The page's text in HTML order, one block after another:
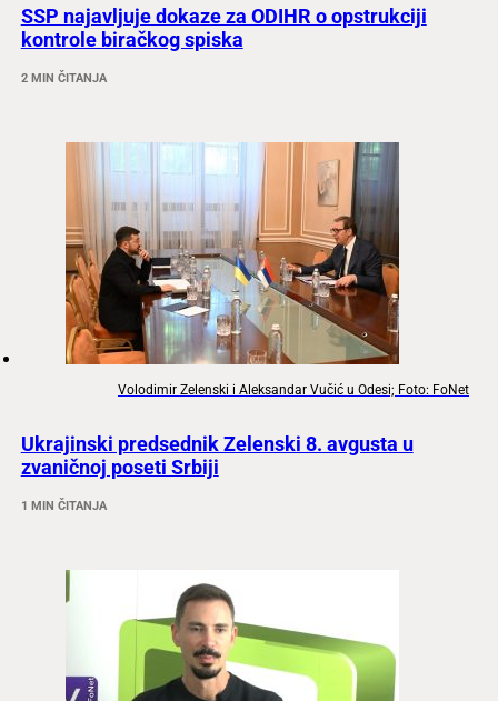
SSP najavljuje dokaze za ODIHR o opstrukciji
kontrole biračkog spiska
2 MIN ČITANJA
Volodimir Zelenski i Aleksandar Vučić u Odesi; Foto: FoNet
Ukrajinski predsednik Zelenski 8. avgusta u
zvaničnoj poseti Srbiji
1 MIN ČITANJA